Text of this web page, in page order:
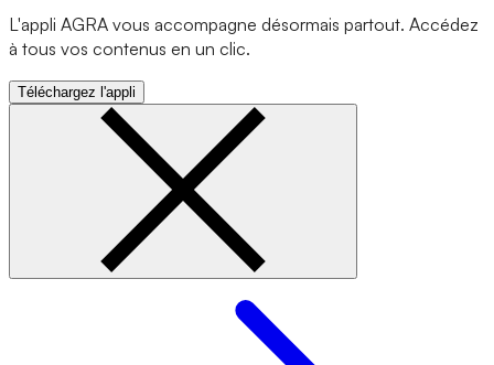
L'appli AGRA vous accompagne désormais partout. Accédez
à tous vos contenus en un clic.
Téléchargez l'appli